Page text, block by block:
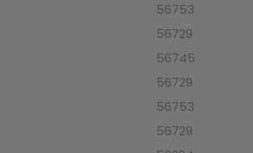
56753
56729
56745
56729
56753
56729